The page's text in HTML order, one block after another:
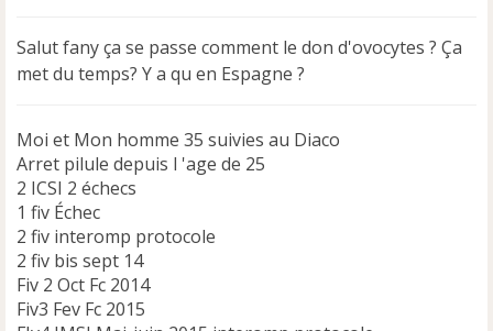
a
g
o
n
u
Salut fany ça se passe comment le don d'ovocytes ? Ça
met du temps? Y a qu en Espagne ?
Moi et Mon homme 35 suivies au Diaco
Arret pilule depuis l 'age de 25
2 ICSI 2 échecs
1 fiv Échec
2 fiv interomp protocole
2 fiv bis sept 14
Fiv 2 Oct Fc 2014
Fiv3 Fev Fc 2015